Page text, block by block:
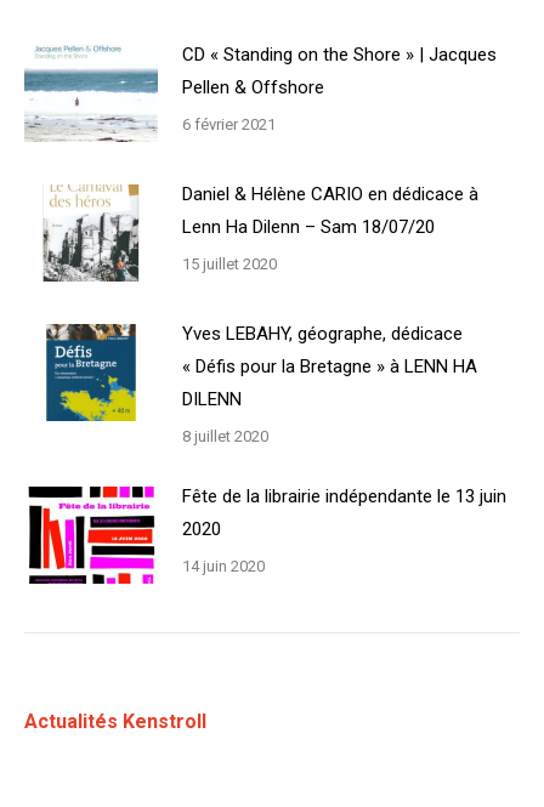
CD « Standing on the Shore » | Jacques
Pellen & Offshore
6 février 2021
Daniel & Hélène CARIO en dédicace à
Lenn Ha Dilenn – Sam 18/07/20
15 juillet 2020
Yves LEBAHY, géographe, dédicace
« Défis pour la Bretagne » à LENN HA
DILENN
8 juillet 2020
Fête de la librairie indépendante le 13 juin
2020
14 juin 2020
Actualités Kenstroll